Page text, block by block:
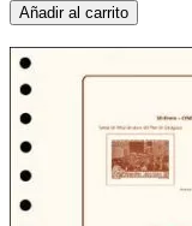
Añadir al carrito